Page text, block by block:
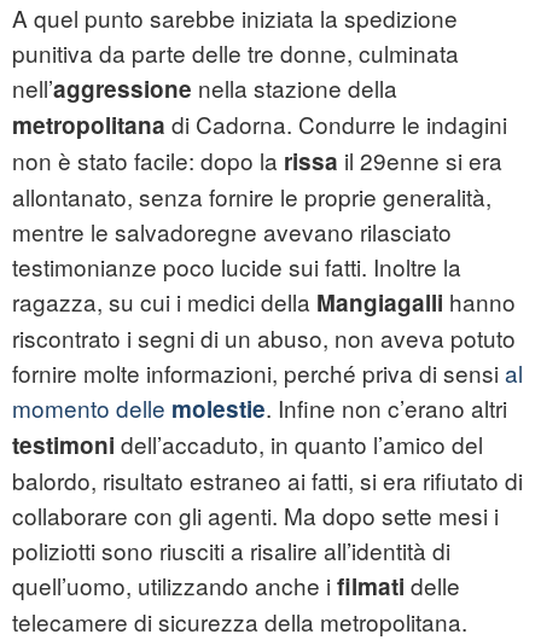
A quel punto sarebbe iniziata la spedizione
punitiva da parte delle tre donne, culminata
nell’aggressione nella stazione della
metropolitana di Cadorna. Condurre le indagini
non è stato facile: dopo la rissa il 29enne si era
allontanato, senza fornire le proprie generalità,
mentre le salvadoregne avevano rilasciato
testimonianze poco lucide sui fatti. Inoltre la
ragazza, su cui i medici della Mangiagalli hanno
riscontrato i segni di un abuso, non aveva potuto
fornire molte informazioni, perché priva di sensi al
momento delle molestie. Infine non c’erano altri
testimoni dell’accaduto, in quanto l’amico del
balordo, risultato estraneo ai fatti, si era rifiutato di
collaborare con gli agenti. Ma dopo sette mesi i
poliziotti sono riusciti a risalire all’identità di
quell’uomo, utilizzando anche i filmati delle
telecamere di sicurezza della metropolitana.